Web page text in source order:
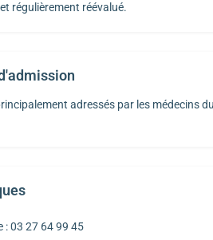
régulièrement réévalué.
adressés par les médecins
: 03 27 64 99 45